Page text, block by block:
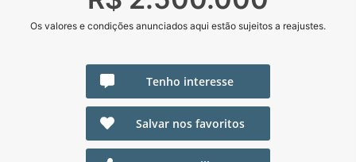
Os valores e condições anunciados aqui estão sujeitos a reajustes.
Tenho interesse
Salvar nos favoritos